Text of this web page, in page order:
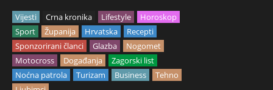
Vijesti Crna kronika Lifestyle
Horoskop
Sport
Županija Hrvatska
Recepti
Sponzorirani članci
Glazba
Nogomet
Motocross
Događanja
Zagorski list
Noćna patrola
Turizam Business
Tehno